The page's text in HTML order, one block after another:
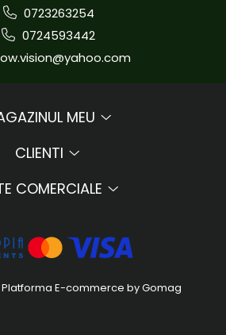
0723263254
0724593442
MEU
CLIENTI
COMERCIALE
Platforma E-commerce by Gomag